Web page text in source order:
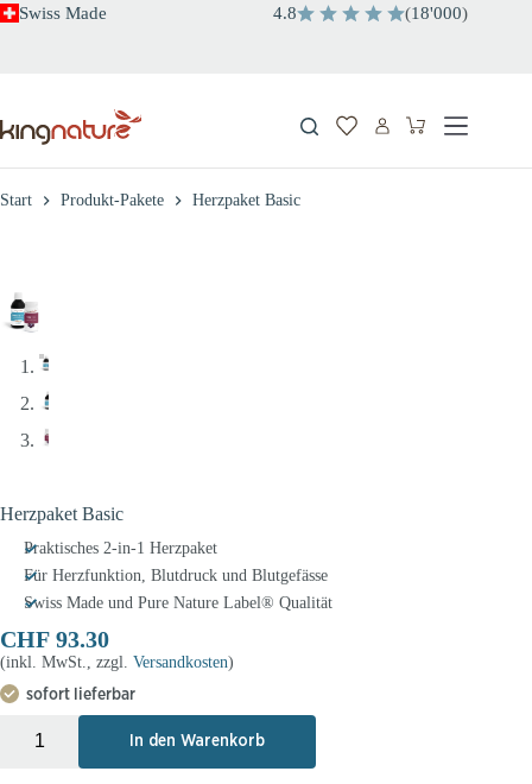
ZumSwiss Made 4.8 (18'000)
Warenkorb
Start Produkt-Pakete Herzpaket Basic
Herzpaket Basic
Praktisches 2-in-1 Herzpaket
Für Herzfunktion, Blutdruck und Blutgefässe
Swiss Made und Pure Nature Label® Qualität
CHF 93.30
(inkl. MwSt., zzgl. Versandkosten)
sofort lieferbar
In den Warenkorb